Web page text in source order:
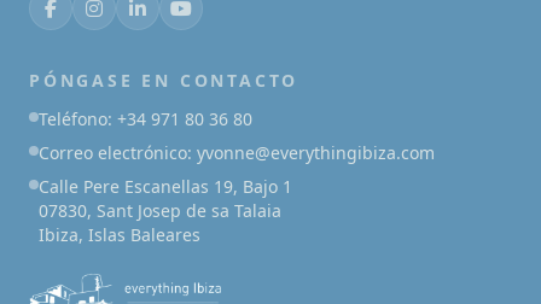
PÓNGASE EN CONTACTO
Teléfono: +34 971 80 36 80
Correo electrónico: yvonne@everythingibiza.com
Calle Pere Escanellas 19, Bajo 1
07830, Sant Josep de sa Talaia
Ibiza, Islas Baleares